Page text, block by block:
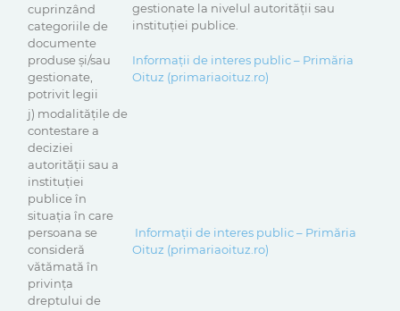
cuprinzând
categoriile de
documente
produse şi/sau
gestionate,
potrivit legii
gestionate la nivelul autorităţii sau
instituţiei publice.
Informații de interes public – Primăria
Oituz (primariaoituz.ro)
j) modalităţile de
contestare a
deciziei
autorităţii sau a
instituţiei
publice în
situaţia în care
persoana se
consideră
vătămată în
privinţa
dreptului de
Informații de interes public – Primăria
Oituz (primariaoituz.ro)